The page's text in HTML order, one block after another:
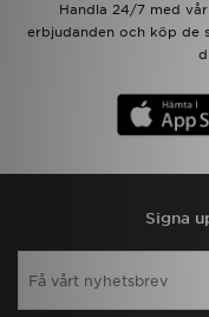
Handla 24/7 med
erbjudanden och köp de
Signa
Mina meddelanden